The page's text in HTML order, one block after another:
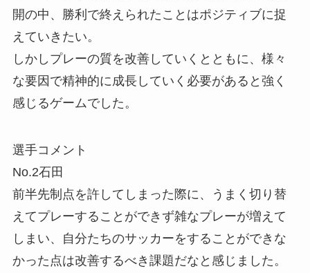
開の中、勝利で終えられたことはポジティブに捉
えていきたい。
しかしプレーの質を改善していくとともに、様々
な要因で精神的に成長していく必要があると強く
感じるゲームでした。
選手コメント
No.2石田
前半先制点を許してしまった際に、うまく切り替
えてプレーすることができず雑なプレーが増えて
しまい、自分たちのサッカーをすることができな
かった点は改善するべき課題だなと感じました。